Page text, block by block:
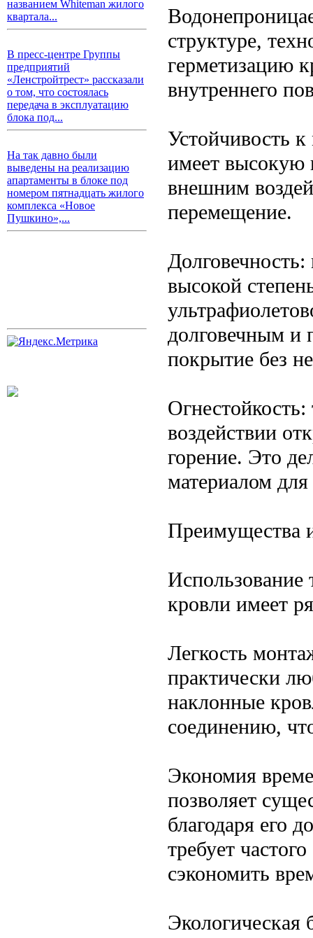
названием Whiteman жилого
квартала...
В пресс-центре Группы
предприятий
«Ленстройтрест» рассказали
о том, что состоялась
передача в эксплуатацию
блока под...
На так давно были
выведены на реализацию
апартаменты в блоке под
номером пятнадцать жилого
комплекса «Новое
Пушкино»,...
структуре,
герметизацию
внутреннего
Устойчивость
имеет высокую
внешним
перемещение.
Долговечность:
высокой
долговечным и
покрытие без
Огнестойкость:
воздействии
горение. Это
материалом
Преимущества
Использование
кровли имеет
Легкость
практически
наклонные
соединению,
Экономия
позволяет
благодаря его
требует
сэкономить
Экологическая